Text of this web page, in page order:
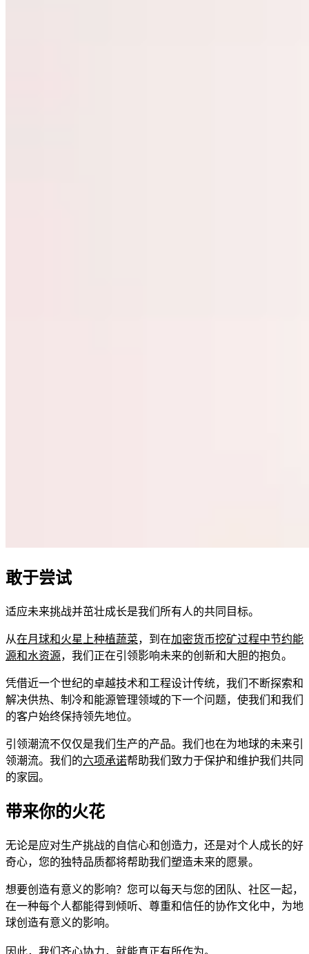
敢于尝试
适应未来挑战并茁壮成长是我们所有人的共同目标。
从在月球和火星上种植蔬菜，到在加密货币挖矿过程中节约能
源和水资源，我们正在引领影响未来的创新和大胆的抱负。
凭借近一个世纪的卓越技术和工程设计传统，我们不断探索和
解决供热、制冷和能源管理领域的下一个问题，使我们和我们
的客户始终保持领先地位。
引领潮流不仅仅是我们生产的产品。我们也在为地球的未来引
领潮流。我们的六项承诺帮助我们致力于保护和维护我们共同
的家园。
带来你的火花
无论是应对生产挑战的自信心和创造力，还是对个人成长的好
奇心，您的独特品质都将帮助我们塑造未来的愿景。
想要创造有意义的影响？您可以每天与您的团队、社区一起，
在一种每个人都能得到倾听、尊重和信任的协作文化中，为地
球创造有意义的影响。
因此，我们齐心协力，就能真正有所作为。